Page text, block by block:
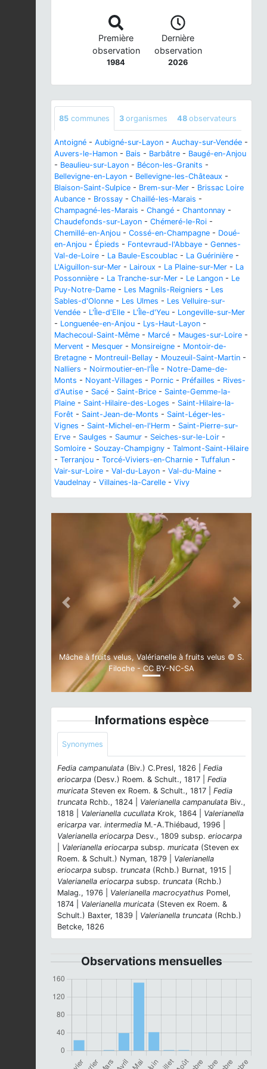
Première
observation
1984
Dernière
observation
2026
85 communes 3 organismes 48 observateurs
Antoigné - Aubigné-sur-Layon - Auchay-sur-Vendée -
Auvers-le-Hamon - Bais - Barbâtre - Baugé-en-Anjou
- Beaulieu-sur-Layon - Bécon-les-Granits -
Bellevigne-en-Layon - Bellevigne-les-Châteaux -
Blaison-Saint-Sulpice - Brem-sur-Mer - Brissac Loire
Aubance - Brossay - Chaillé-les-Marais -
Champagné-les-Marais - Changé - Chantonnay -
Chaudefonds-sur-Layon - Chémeré-le-Roi -
Chemillé-en-Anjou - Cossé-en-Champagne - Doué-
en-Anjou - Épieds - Fontevraud-l'Abbaye - Gennes-
Val-de-Loire - La Baule-Escoublac - La Guérinière -
L'Aiguillon-sur-Mer - Lairoux - La Plaine-sur-Mer - La
Possonnière - La Tranche-sur-Mer - Le Langon - Le
Puy-Notre-Dame - Les Magnils-Reigniers - Les
Sables-d'Olonne - Les Ulmes - Les Velluire-sur-
Vendée - L'Île-d'Elle - L'Île-d'Yeu - Longeville-sur-Mer
- Longuenée-en-Anjou - Lys-Haut-Layon -
Machecoul-Saint-Même - Marcé - Mauges-sur-Loire -
Mervent - Mesquer - Monsireigne - Montoir-de-
Bretagne - Montreuil-Bellay - Mouzeuil-Saint-Martin -
Nalliers - Noirmoutier-en-l'Île - Notre-Dame-de-
Monts - Noyant-Villages - Pornic - Préfailles - Rives-
d'Autise - Sacé - Saint-Brice - Sainte-Gemme-la-
Plaine - Saint-Hilaire-des-Loges - Saint-Hilaire-la-
Forêt - Saint-Jean-de-Monts - Saint-Léger-les-
Vignes - Saint-Michel-en-l'Herm - Saint-Pierre-sur-
Erve - Saulges - Saumur - Seiches-sur-le-Loir -
Somloire - Souzay-Champigny - Talmont-Saint-Hilaire
- Terranjou - Torcé-Viviers-en-Charnie - Tuffalun -
Vair-sur-Loire - Val-du-Layon - Val-du-Maine -
Vaudelnay - Villaines-la-Carelle - Vivy
Mâche à fruits velus, Valérianelle à fruits velus © S.
Filoche - CC BY-NC-SA
Previous Next
Informations espèce
Synonymes
Fedia campanulata (Biv.) C.Presl, 1826 | Fedia
eriocarpa (Desv.) Roem. & Schult., 1817 | Fedia
muricata Steven ex Roem. & Schult., 1817 | Fedia
truncata Rchb., 1824 | Valerianella campanulata Biv.,
1818 | Valerianella cucullata Krok, 1864 | Valerianella
ericarpa var. intermedia M.-A.Thiébaud, 1996 |
Valerianella eriocarpa Desv., 1809 subsp. eriocarpa
Valerianella eriocarpa subsp. muricata (Steven ex
Roem. & Schult.) Nyman, 1879 | Valerianella
eriocarpa subsp. truncata (Rchb.) Burnat, 1915 |
Valerianella eriocarpa subsp. truncata (Rchb.)
Malag., 1976 | Valerianella macrocyathus Pomel,
1874 | Valerianella muricata (Steven ex Roem. &
Schult.) Baxter, 1839 | Valerianella truncata (Rchb.)
Betcke, 1826
Observations mensuelles